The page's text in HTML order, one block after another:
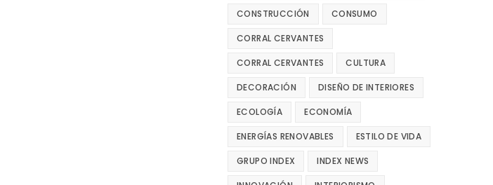
CONSTRUCCIÓN CONSUMO
CORRAL CERVANTES
CORRAL CERVANTES CULTURA
DECORACIÓN DISEÑO DE INTERIORES
ECOLOGÍA ECONOMÍA
ENERGÍAS RENOVABLES ESTILO DE VIDA
GRUPO INDEX INDEX NEWS